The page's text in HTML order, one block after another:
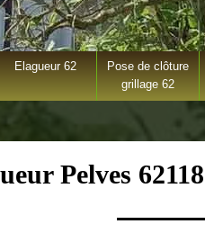
Elagueur 62
Pose de clôture
grillage 62
Pelves